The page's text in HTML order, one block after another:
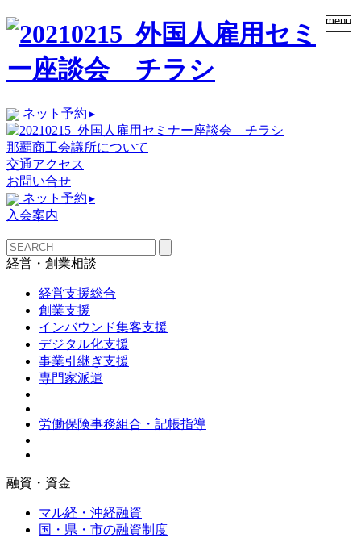
menu
ネット予約▸
那覇商工会議所について
交通アクセス
お問い合せ
ネット予約▸
入会案内
経営・創業相談
経営支援総合
創業支援
インバウンド集客支援
デジタル化支援
事業引継ぎ支援
専門家派遣
労働保険事務組合・記帳指導
融資・資金
マル経・沖経融資
国・県・市の融資制度